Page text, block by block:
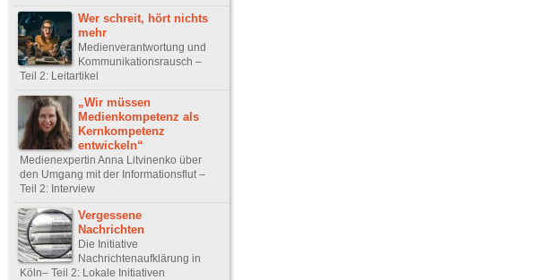
Wer schreit, hört nichts
mehr
Medienverantwortung und
Kommunikationsrausch –
Teil 2: Leitartikel
„Wir müssen
Medienkompetenz als
Kernkompetenz
entwickeln“
Medienexpertin Anna Litvinenko über
den Umgang mit der Informationsflut –
Teil 2: Interview
Vergessene
Nachrichten
Die Initiative
Nachrichtenaufklärung in
Köln– Teil 2: Lokale Initiativen